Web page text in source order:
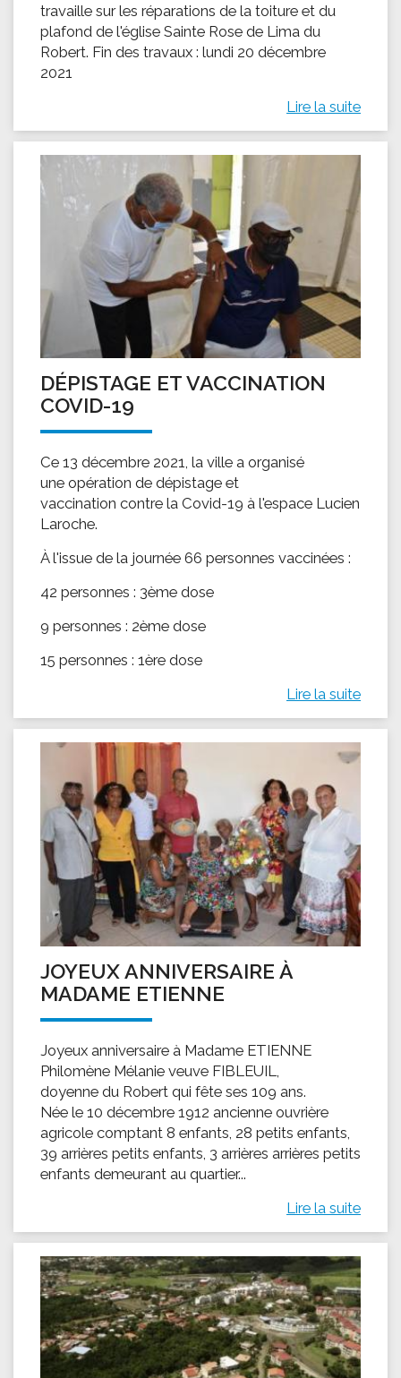
travaille sur les réparations de la toiture et du
plafond de l'église Sainte Rose de Lima du
Robert. Fin des travaux : lundi 20 décembre
2021
Lire la suite
DÉPISTAGE ET VACCINATION
COVID-19
Ce 13 décembre 2021, la ville a organisé
une opération de dépistage et
vaccination contre la Covid-19 à l'espace Lucien
Laroche.
À l'issue de la journée 66 personnes vaccinées :
42 personnes : 3ème dose
9 personnes : 2ème dose
15 personnes : 1ère dose
Lire la suite
JOYEUX ANNIVERSAIRE À
MADAME ETIENNE
Joyeux anniversaire à Madame ETIENNE
Philomène Mélanie veuve FIBLEUIL,
doyenne du Robert qui fête ses 109 ans.
Née le 10 décembre 1912 ancienne ouvrière
agricole comptant 8 enfants, 28 petits enfants,
39 arrières petits enfants, 3 arrières arrières petits
enfants demeurant au quartier...
Lire la suite